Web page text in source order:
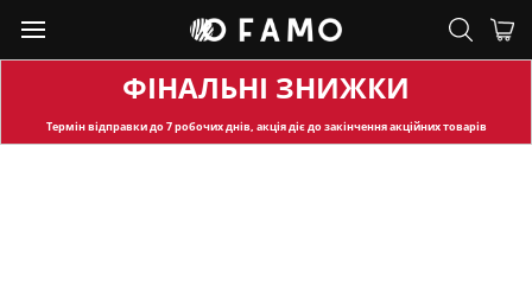
ФІНАЛЬНІ ЗНИЖКИ
Термін відправкидо 7 робочих днів, акція діє до закінчення акційних товарів